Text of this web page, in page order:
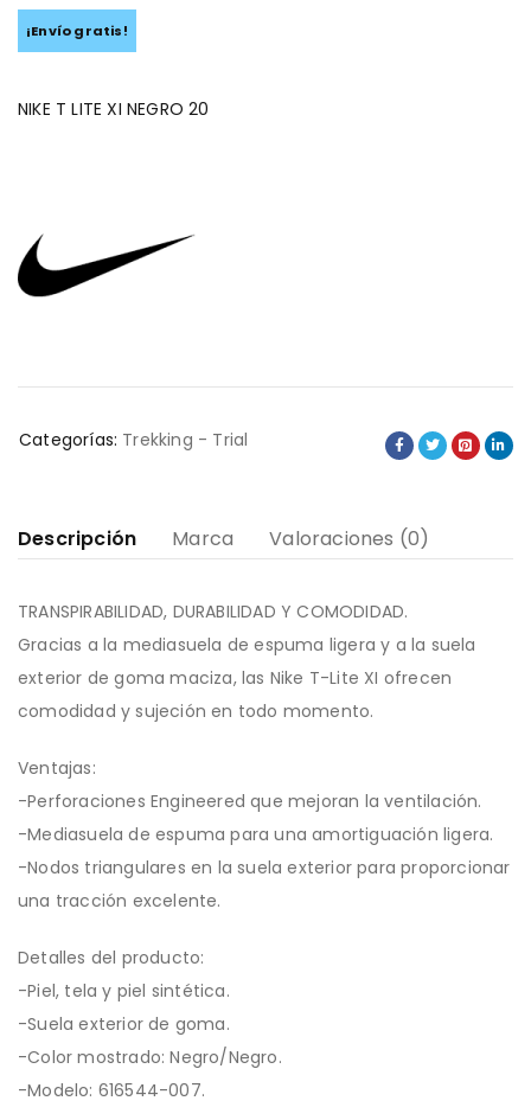
¡Envío gratis!
NIKE T LITE XI NEGRO 20
Categorías: Trekking - Trial
Descripción Marca Valoraciones (0)
TRANSPIRABILIDAD, DURABILIDAD Y COMODIDAD.
Gracias a la mediasuela de espuma ligera y a la suela
exterior de goma maciza, las Nike T-Lite XI ofrecen
comodidad y sujeción en todo momento.
Ventajas:
-Perforaciones Engineered que mejoran la ventilación.
-Mediasuela de espuma para una amortiguación ligera.
-Nodos triangulares en la suela exterior para proporcionar
una tracción excelente.
Detalles del producto:
-Piel, tela y piel sintética.
-Suela exterior de goma.
-Color mostrado: Negro/Negro.
-Modelo: 616544-007.